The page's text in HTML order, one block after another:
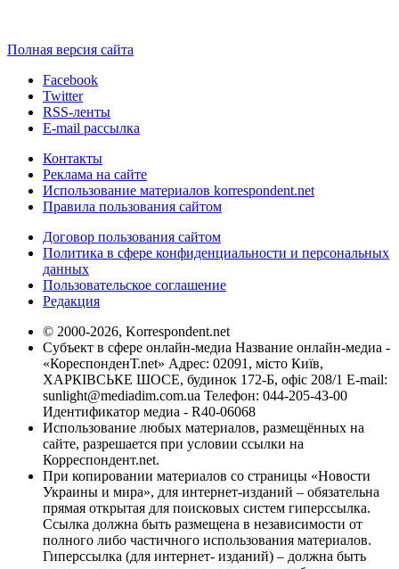
Полная версия сайта
Facebook
Twitter
RSS-ленты
E-mail рассылка
Контакты
Реклама на сайте
Использование материалов korrespondent.net
Правила пользования сайтом
Договор пользования сайтом
Политика в сфере конфиденциальности и персональных
данных
Пользовательское соглашение
Редакция
© 2000-2026, Korrespondent.net
Субъект в сфере онлайн-медиа Название онлайн-медиа -
«КореспонденТ.net» Адрес: 02091, місто Київ,
ХАРКІВСЬКЕ ШОСЕ, будинок 172-Б, офіс 208/1 E-mail:
sunlight@mediadim.com.ua Телефон: 044-205-43-00
Идентификатор медиа - R40-06068
Использование любых материалов, размещённых на
сайте, разрешается при условии ссылки на
Корреспондент.net.
При копировании материалов со страницы «Новости
Украины и мира», для интернет-изданий – обязательна
прямая открытая для поисковых систем гиперссылка.
Ссылка должна быть размещена в независимости от
полного либо частичного использования материалов.
Гиперссылка (для интернет- изданий) – должна быть